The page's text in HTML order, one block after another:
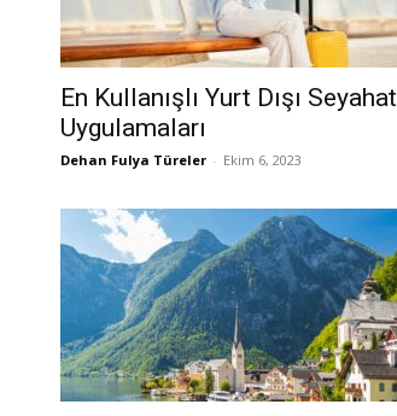
En Kullanışlı Yurt Dışı Seyahat
Uygulamaları
Dehan Fulya Türeler - Ekim 6, 2023